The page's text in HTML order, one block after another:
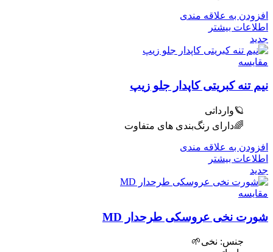
افزودن به علاقه مندی
اطلاعات بیشتر
جدید
مقایسه
نیم تنه کبریتی کاپدار جلو زیپ
🪐وارداتی
🌈دارای رنگ‌بندی های متفاوت
افزودن به علاقه مندی
اطلاعات بیشتر
جدید
مقایسه
شورت نخی عروسکی طرحدار MD
جنس: نخی🌱